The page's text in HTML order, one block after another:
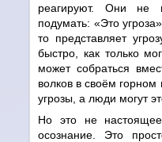
реагируют. Они не
подумать: «Это
то представляет
быстро, как только
может собраться
волков в своём горном
угрозы, а люди могут
Но это не
осознание. Это